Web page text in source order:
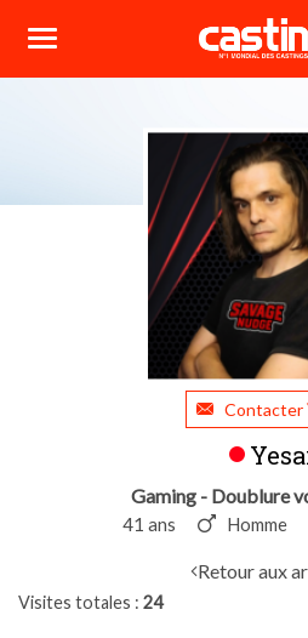
Contacter
Gaming - Doublure
41 ans Homme
Retour aux
Visites totales 24